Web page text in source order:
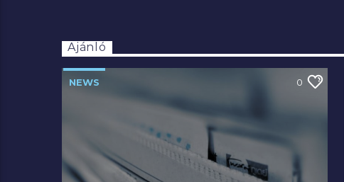
Ajánló
NEWS 0